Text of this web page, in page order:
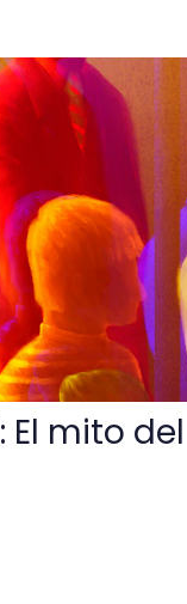
mito